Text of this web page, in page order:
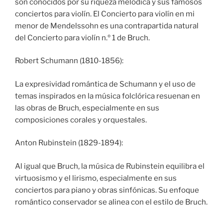
son conocidos por su riqueza melódica y sus famosos
conciertos para violín. El Concierto para violín en mi
menor de Mendelssohn es una contrapartida natural
del Concierto para violín n.º 1 de Bruch.
Robert Schumann (1810-1856):
La expresividad romántica de Schumann y el uso de
temas inspirados en la música folclórica resuenan en
las obras de Bruch, especialmente en sus
composiciones corales y orquestales.
Anton Rubinstein (1829-1894):
Al igual que Bruch, la música de Rubinstein equilibra el
virtuosismo y el lirismo, especialmente en sus
conciertos para piano y obras sinfónicas. Su enfoque
romántico conservador se alinea con el estilo de Bruch.